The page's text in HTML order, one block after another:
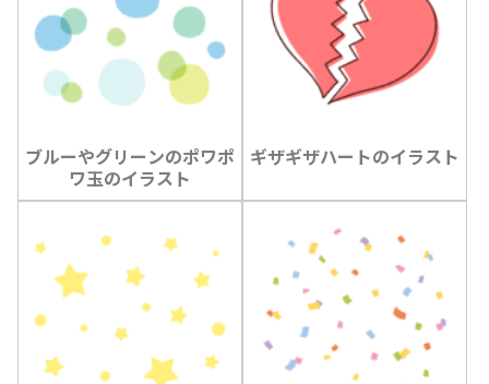
ブルーやグリーンのポワポ
ワ玉のイラスト
ギザギザハートのイラスト